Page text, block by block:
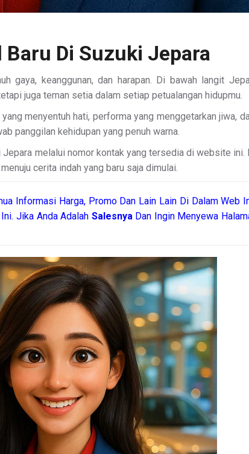
Di Suzuki Jepara
gaya, keanggunan, dan harapan. Di bawah langit
juga teman setia dalam setiap petualangan hidupmu.
menyentuh hati, performa yang menggetarkan jiwa,
panggilan kehidupan yang penuh warna.
melalui nomor kontak yang tersedia di website
cerita indah yang baru saja dimulai.
Informasi Harga, Promo Dan Lain Lain Di Dalam Web
Jika Anda Adalah SalesnyaDan Ingin Menyewa